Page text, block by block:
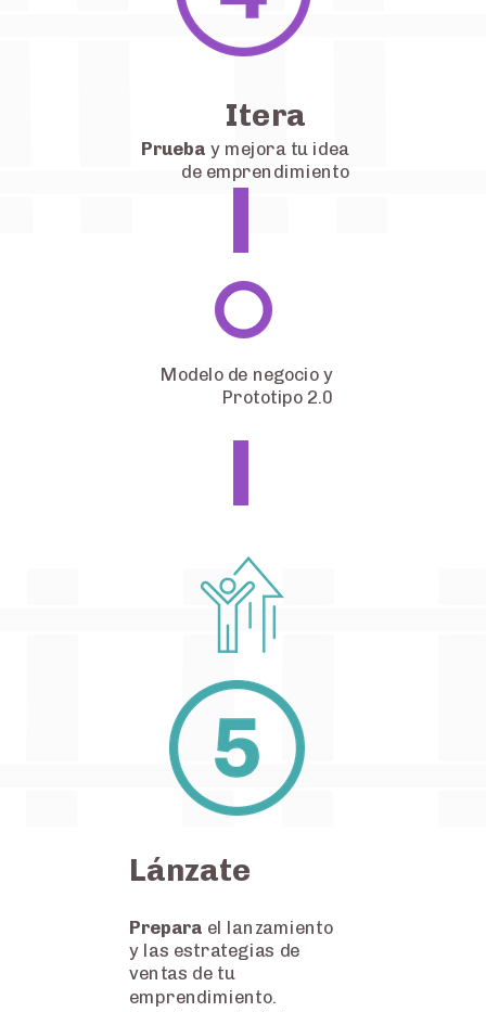
Itera
Prueba y mejora tu idea
de emprendimiento
Lánzate
Prepara el lanzamiento
y las estrategias de
ventas de tu
emprendimiento.
Modelo de negocio y
Prototipo 2.0